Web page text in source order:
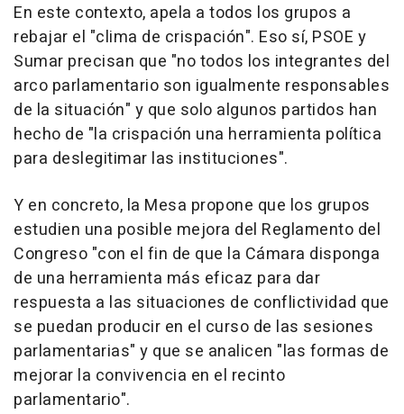
En este contexto, apela a todos los grupos a
rebajar el "clima de crispación". Eso sí, PSOE y
Sumar precisan que "no todos los integrantes del
arco parlamentario son igualmente responsables
de la situación" y que solo algunos partidos han
hecho de "la crispación una herramienta política
para deslegitimar las instituciones".
Y en concreto, la Mesa propone que los grupos
estudien una posible mejora del Reglamento del
Congreso "con el fin de que la Cámara disponga
de una herramienta más eficaz para dar
respuesta a las situaciones de conflictividad que
se puedan producir en el curso de las sesiones
parlamentarias" y que se analicen "las formas de
mejorar la convivencia en el recinto
parlamentario".